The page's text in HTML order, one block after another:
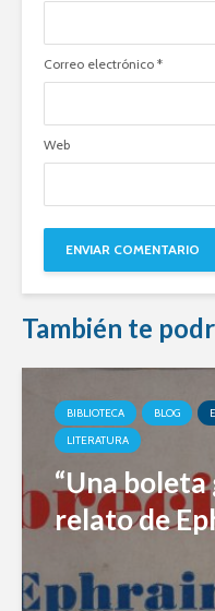
Correo electrónico *
Web
También te
BIBLIOTECA BLOG
LITERATURA
“Una boleta
relato de